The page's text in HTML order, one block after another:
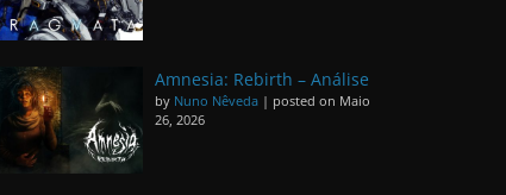
Amnesia: Rebirth – Análise
by Nuno Nêveda | posted on Maio
26, 2026